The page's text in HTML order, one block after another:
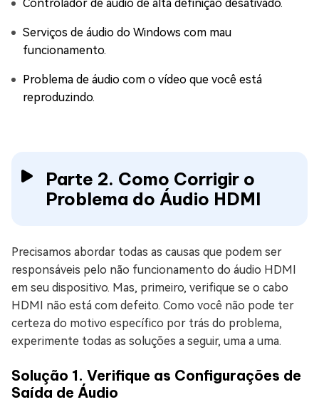
Controlador de áudio de alta definição desativado.
Serviços de áudio do Windows com mau
funcionamento.
Problema de áudio com o vídeo que você está
reproduzindo.
Parte 2. Como Corrigir o
Problema do Áudio HDMI
Precisamos abordar todas as causas que podem ser
responsáveis pelo não funcionamento do áudio HDMI
em seu dispositivo. Mas, primeiro, verifique se o cabo
HDMI não está com defeito. Como você não pode ter
certeza do motivo específico por trás do problema,
experimente todas as soluções a seguir, uma a uma.
Solução 1. Verifique as Configurações de
Saída de Áudio